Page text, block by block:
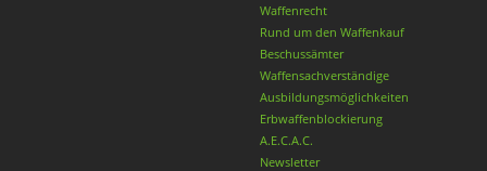
Waffenrecht
Rund um den Waffenkauf
Beschussämter
Waffensachverständige
Ausbildungsmöglichkeiten
Erbwaffenblockierung
A.E.C.A.C.
Newsletter